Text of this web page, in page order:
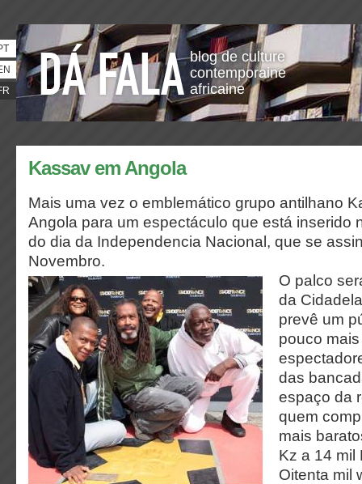
blog de culture
contemporaine
africaine
Kassav em Angola
Mais uma vez o emblemático grupo antilhano
Angola para um espectáculo que está inserido
do dia da Independencia Nacional, que se
Novembro.
O palco
da
prevê um
pouco
das
espaço da
quem
mais
Kz a 14 mil
Oitenta mil